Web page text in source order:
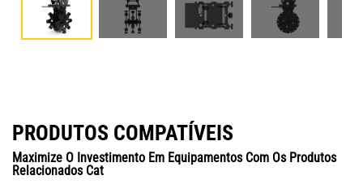
PRODUTOS COMPATÍVEIS
Maximize O Investimento Em Equipamentos Com Os Produtos
Relacionados Cat